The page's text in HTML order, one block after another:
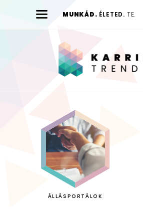
MUNKÁD. ÉLETED. TE.
ÁLLÁSPORTÁLOK